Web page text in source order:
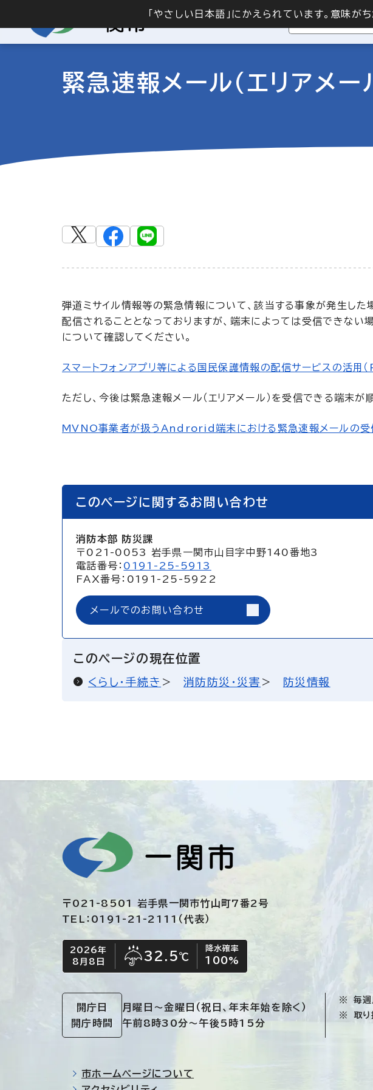
「やさしい日本語」にかえられています。意味が
緊急速報メール（エリアメ
弾道ミサイル情報等の緊急情報について、該当する事象が発生した
配信されることとなっておりますが、端末によっては受信できな
について確認してください。
スマートフォンアプリ等による国民保護情報の配信サービスの活用（
ただし、今後は緊急速報メール（エリアメール）を受信できる端末が
MVNO事業者が扱うAndrorid端末における緊急速報メールの受
このページに関するお問い合わせ
消防本部 防災課
〒021-0053 岩手県一関市山目字中野140番地3
電話番号： 0191-25-5913
FAX番号：0191-25-5922
メールでのお問い合わせ
このページの現在位置
くらし・手続き 消防防災・災害 防災情報
〒021-8501 岩手県一関市竹山町7番2号
TEL：0191-21-2111（代表）
今日の日付
2026年
8月8日
今日の天気
雨
32.5℃
降水確率
100%
開庁日
開庁時間
月曜日～金曜日 （祝日、年末年始を除く）
午前8時30分～午後5時15分
毎週
取り
市ホームページについて